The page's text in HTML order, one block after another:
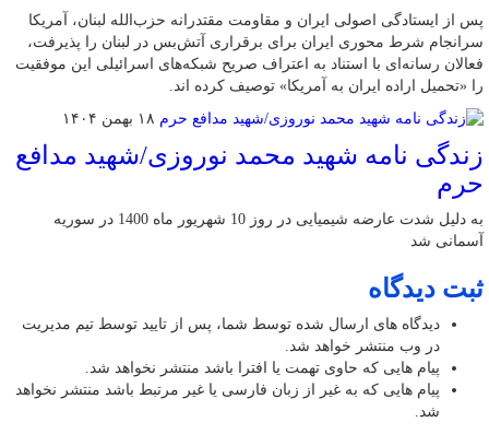
پس از ایستادگی اصولی ایران و مقاومت مقتدرانه حزب‌الله لبنان، آمریکا
سرانجام شرط محوری ایران برای برقراری آتش‌بس در لبنان را پذیرفت،
فعالان رسانه‌ای با استناد به اعتراف صریح شبکه‌های اسرائیلی این موفقیت
را «تحمیل اراده ایران به آمریکا» توصیف کرده اند.
۱۸ بهمن ۱۴۰۴
زندگی نامه شهید محمد نوروزی/شهید مدافع
حرم
به دلیل شدت عارضه شیمیایی در روز 10 شهریور ماه 1400 در سوریه
آسمانی شد
ثبت دیدگاه
دیدگاه های ارسال شده توسط شما، پس از تایید توسط تیم مدیریت
در وب منتشر خواهد شد.
پیام هایی که حاوی تهمت یا افترا باشد منتشر نخواهد شد.
پیام هایی که به غیر از زبان فارسی یا غیر مرتبط باشد منتشر نخواهد
شد.